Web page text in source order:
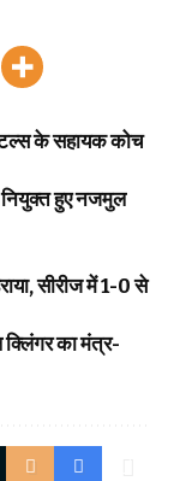
के सहायक कोच
नियुक्त हुए नजमुल
सीरीज में 1-0 से
का मंत्र-